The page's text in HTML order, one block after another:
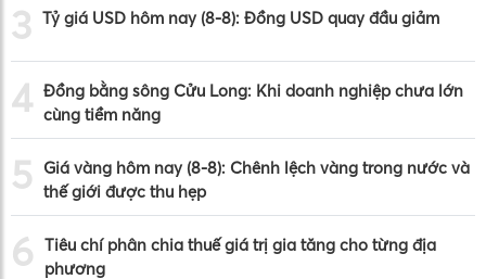
3 Tỷ giá USD hôm nay (8-8): Đồng USD quay đầu giảm
4 Đồng bằng sông Cửu Long: Khi doanh nghiệp chưa lớn
cùng tiềm năng
5
Giá vàng hôm nay (8-8): Chênh lệch vàng trong nước và
thế giới được thu hẹp
6 Tiêu chí phân chia thuế giá trị gia tăng cho từng địa
phương